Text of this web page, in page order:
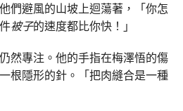
們避風的山坡上迴蕩著，「你怎
被子的速度都比你快！」
然專注。他的手指在梅澤悟的傷
根隱形的針。「把肉縫合是一種